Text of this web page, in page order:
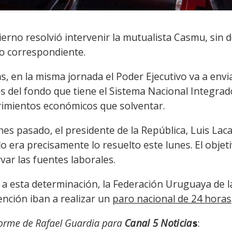
resolvió intervenir la mutualista Casmu, sin
correspondiente.
en la misma jornada el Poder Ejecutivo va a
del fondo que tiene el Sistema Nacional
económicos que solventar.
pasado, el presidente de la República, Luis
era precisamente lo resuelto este lunes. El
las fuentes laborales.
esta determinación, la Federación Uruguaya de
iban a realizar un paro nacional de 24 horas.
de Rafael Guardia para Canal 5 Noticias: